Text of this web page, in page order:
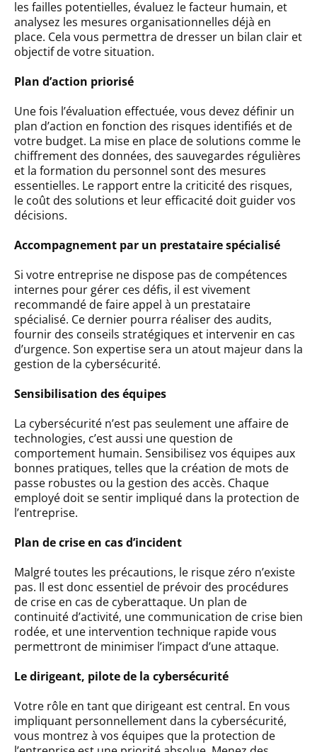
les failles potentielles, évaluez le facteur humain, et
analysez les mesures organisationnelles déjà en
place. Cela vous permettra de dresser un bilan clair et
objectif de votre situation.
Plan d’action priorisé
Une fois l’évaluation effectuée, vous devez définir un
plan d’action en fonction des risques identifiés et de
votre budget. La mise en place de solutions comme le
chiffrement des données, des sauvegardes régulières
et la formation du personnel sont des mesures
essentielles. Le rapport entre la criticité des risques,
le coût des solutions et leur efficacité doit guider vos
décisions.
Accompagnement par un prestataire spécialisé
Si votre entreprise ne dispose pas de compétences
internes pour gérer ces défis, il est vivement
recommandé de faire appel à un prestataire
spécialisé. Ce dernier pourra réaliser des audits,
fournir des conseils stratégiques et intervenir en cas
d’urgence. Son expertise sera un atout majeur dans la
gestion de la cybersécurité.
Sensibilisation des équipes
La cybersécurité n’est pas seulement une affaire de
technologies, c’est aussi une question de
comportement humain. Sensibilisez vos équipes aux
bonnes pratiques, telles que la création de mots de
passe robustes ou la gestion des accès. Chaque
employé doit se sentir impliqué dans la protection de
l’entreprise.
Plan de crise en cas d’incident
Malgré toutes les précautions, le risque zéro n’existe
pas. Il est donc essentiel de prévoir des procédures
de crise en cas de cyberattaque. Un plan de
continuité d’activité, une communication de crise bien
rodée, et une intervention technique rapide vous
permettront de minimiser l’impact d’une attaque.
Le dirigeant, pilote de la cybersécurité
Votre rôle en tant que dirigeant est central. En vous
impliquant personnellement dans la cybersécurité,
vous montrez à vos équipes que la protection de